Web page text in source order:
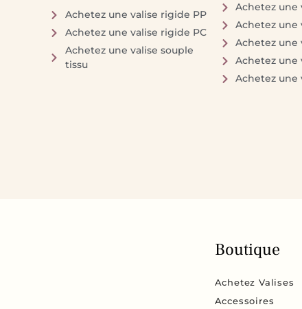
Achetez une valise rigide PP
Achetez une valise rigide PC
Achetez une valise souple
tissu
Achetez une
Achetez une
Achetez une
Achetez une
Achetez une
Boutique
Achetez Valises
Accessoires